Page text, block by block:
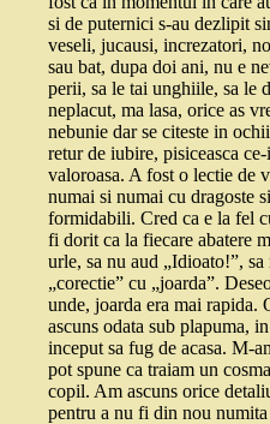
si de puternici s-au dezlipit
veseli, jucausi, increzatori,
sau bat, dupa doi ani, nu e
perii, sa le tai unghiile, sa le
neplacut, ma lasa, orice as
nebunie dar se citeste in
retur de iubire, pisiceasca
valoroasa. A fost o lectie de
numai si numai cu dragoste
formidabili. Cred ca e la fel
fi dorit ca la fiecare abatere
urle, sa nu aud „Idioato!”,
„corectie” cu „joarda”.
unde, joarda era mai rapida.
ascuns odata sub plapuma,
inceput sa fug de acasa. M-
pot spune ca traiam un
copil. Am ascuns orice
pentru a nu fi din nou numita